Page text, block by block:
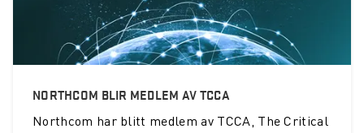
NORTHCOM BLIR MEDLEM AV TCCA
Northcom har blitt medlem av TCCA, The Critical